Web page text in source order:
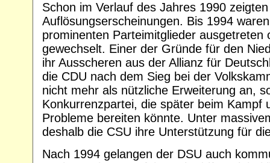
Schon im Verlauf des Jahres 1990
Auflösungserscheinungen. Bis 1994
prominenten Parteimitglieder ausgetreten
gewechselt. Einer der Gründe für den
ihr Ausscheren aus der Allianz für
die CDU nach dem Sieg bei der
nicht mehr als nützliche Erweiterung an,
Konkurrenzpartei, die später beim Kampf
Probleme bereiten könnte. Unter
deshalb die CSU ihre Unterstützung für
Nach 1994 gelangen der DSU auch